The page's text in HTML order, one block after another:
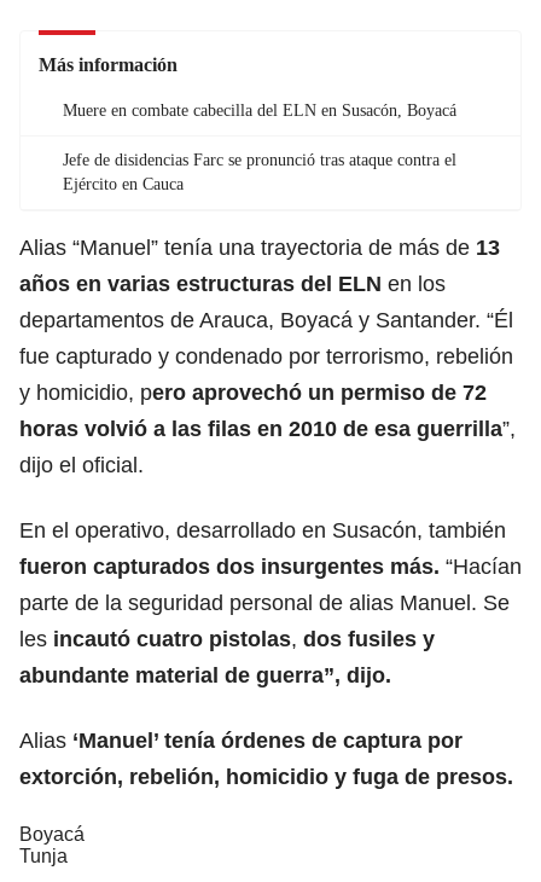
Más información
Muere en combate cabecilla del ELN en Susacón, Boyacá
Jefe de disidencias Farc se pronunció tras ataque contra el
Ejército en Cauca
Alias “Manuel” tenía una trayectoria de más de 13
años en varias estructuras del ELN en los
departamentos de Arauca, Boyacá y Santander. “Él
fue capturado y condenado por terrorismo, rebelión
y homicidio, pero aprovechó un permiso de 72
horas volvió a las filas en 2010 de esa guerrilla”,
dijo el oficial.
En el operativo, desarrollado en Susacón, también
fueron capturados dos insurgentes más. “Hacían
parte de la seguridad personal de alias Manuel. Se
les incautó cuatro pistolas, dos fusiles y
abundante material de guerra”, dijo.
Alias ‘Manuel’ tenía órdenes de captura por
extorción, rebelión, homicidio y fuga de presos.
Boyacá
Tunja